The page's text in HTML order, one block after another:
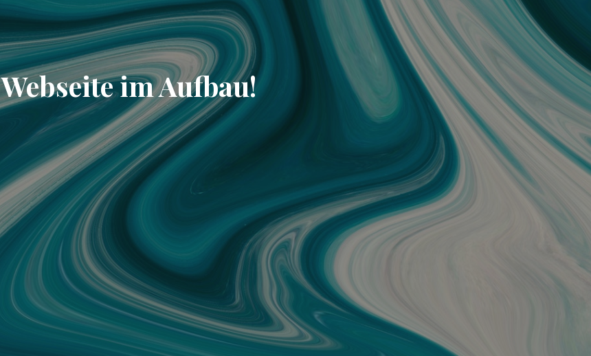
Webseite im Aufbau!